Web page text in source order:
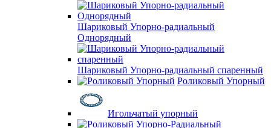
Шариковый Упорно-радиальный
Однорядный
Шариковый Упорно-радиальный спаренный
Роликовый Упорный
Игольчатый упорный